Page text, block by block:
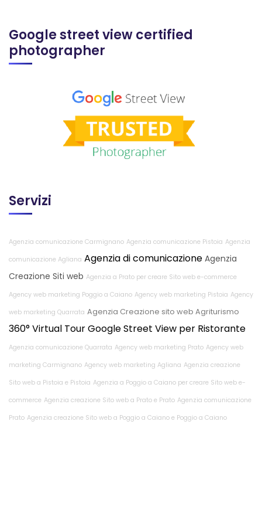
Google street view certified
photographer
Servizi
Agenzia comunicazione Carmignano Agenzia comunicazione Pistoia Agenzia
comunicazione Agliana Agenzia di comunicazione Agenzia
Creazione Siti web Agenzia a Prato per creare Sito web e-commerce
Agency web marketing Poggio a Caiano Agency web marketing Pistoia Agency
web marketing Quarrata Agenzia Creazione sito web Agriturismo
360° Virtual Tour Google Street View per Ristorante
Agenzia comunicazione Quarrata Agency web marketing Prato Agency web
marketing Carmignano Agency web marketing Agliana Agenzia creazione
Sito web a Pistoia e Pistoia Agenzia a Poggio a Caiano per creare Sito web e-
commerce Agenzia creazione Sito web a Prato e Prato Agenzia comunicazione
Prato Agenzia creazione Sito web a Poggio a Caiano e Poggio a Caiano